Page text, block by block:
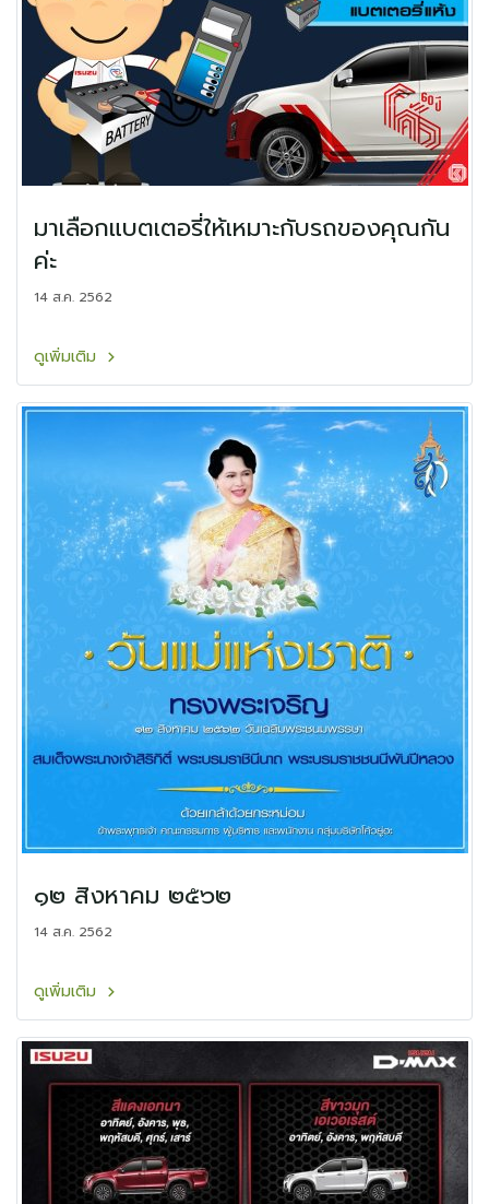
มาเลือกแบตเตอรี่ให้เหมาะกับรถของคุณกัน
ค่ะ
14 ส.ค. 2562
ดูเพิ่มเติม
๑๒ สิงหาคม ๒๕๖๒
14 ส.ค. 2562
ดูเพิ่มเติม